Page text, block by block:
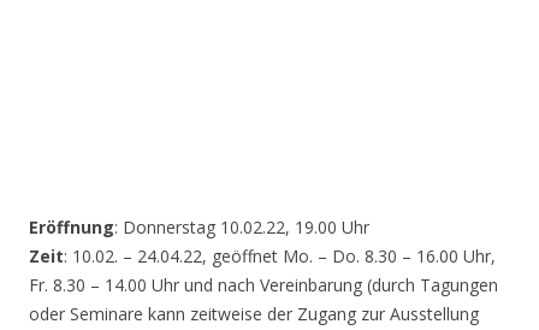
Eröffnung: Donnerstag 10.02.22, 19.00 Uhr
Zeit: 10.02. – 24.04.22, geöffnet Mo. – Do. 8.30 – 16.00 Uhr,
Fr. 8.30 – 14.00 Uhr und nach Vereinbarung (durch Tagungen
oder Seminare kann zeitweise der Zugang zur Ausstellung